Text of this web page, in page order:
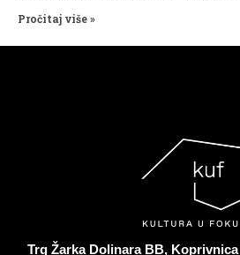
Pročitaj više »
Trg Žarka Dolinara BB, Koprivnica